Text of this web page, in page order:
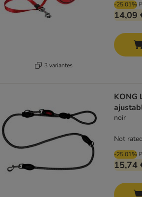
3 variantes
-25.01%
14,09
KONG
noir
-25.01%
15,74
Not rated